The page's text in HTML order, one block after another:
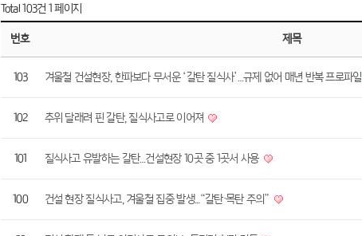
Total 103건 1 페이지
번호 제목
103 겨울철 건설현장, 한파보다 무서운 ‘갈탄 질식사’…규제 없어 매년 반복 프로파일
102 추위 달래려 핀 갈탄, 질식사고로 이어져
101 질식사고 유발하는 갈탄…건설현장 10곳 중 1곳서 사용
100 건설 현장 질식사고, 겨울철 집중 발생...“갈탄·목탄 주의”